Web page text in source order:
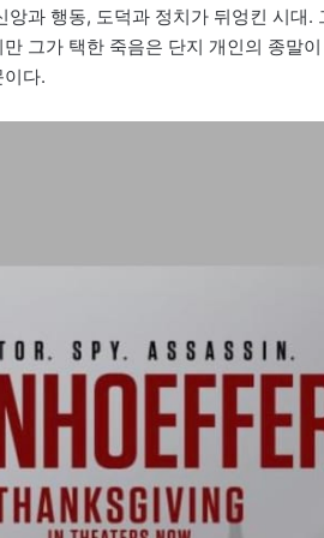
앙과 행동, 도덕과 정치가 뒤엉킨 시대
그가 택한 죽음은 단지 개인의 종말
다.